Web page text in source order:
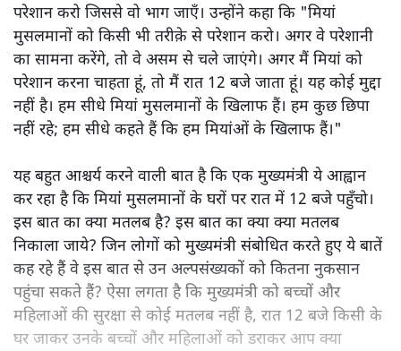
परेशान करो जिससे वो भाग जाएँ। उन्होंने कहा कि "मियां
मुसलमानों को किसी भी तरीक़े से परेशान करो। अगर वे परेशानी
का सामना करेंगे, तो वे असम से चले जाएंगे। अगर मैं मियां को
परेशान करना चाहता हूं, तो मैं रात 12 बजे जाता हूं। यह कोई मुद्दा
नहीं है। हम सीधे मियां मुसलमानों के खिलाफ हैं। हम कुछ छिपा
नहीं रहे; हम सीधे कहते हैं कि हम मियांओं के खिलाफ हैं।"
यह बहुत आश्चर्य करने वाली बात है कि एक मुख्यमंत्री ये आह्वान
कर रहा है कि मियांं मुसलमानों के घरों पर रात में 12 बजे पहुँचो।
इस बात का क्या मतलब है? इस बात का क्या क्या मतलब
निकाला जाये? जिन लोगों को मुख्यमंत्री संबोधित करते हुए ये बातें
कह रहे हैं वे इस बात से उन अल्पसंख्यकों को कितना नुकसान
पहुंचा सकते हैं? ऐसा लगता है कि मुख्यमंत्री को बच्चों और
महिलाओं की सुरक्षा से कोई मतलब नहीं है, रात 12 बजे किसी के
घर जाकर उनके बच्चों और महिलाओं को डराकर आप क्या